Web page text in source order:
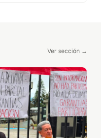
Ver sección →